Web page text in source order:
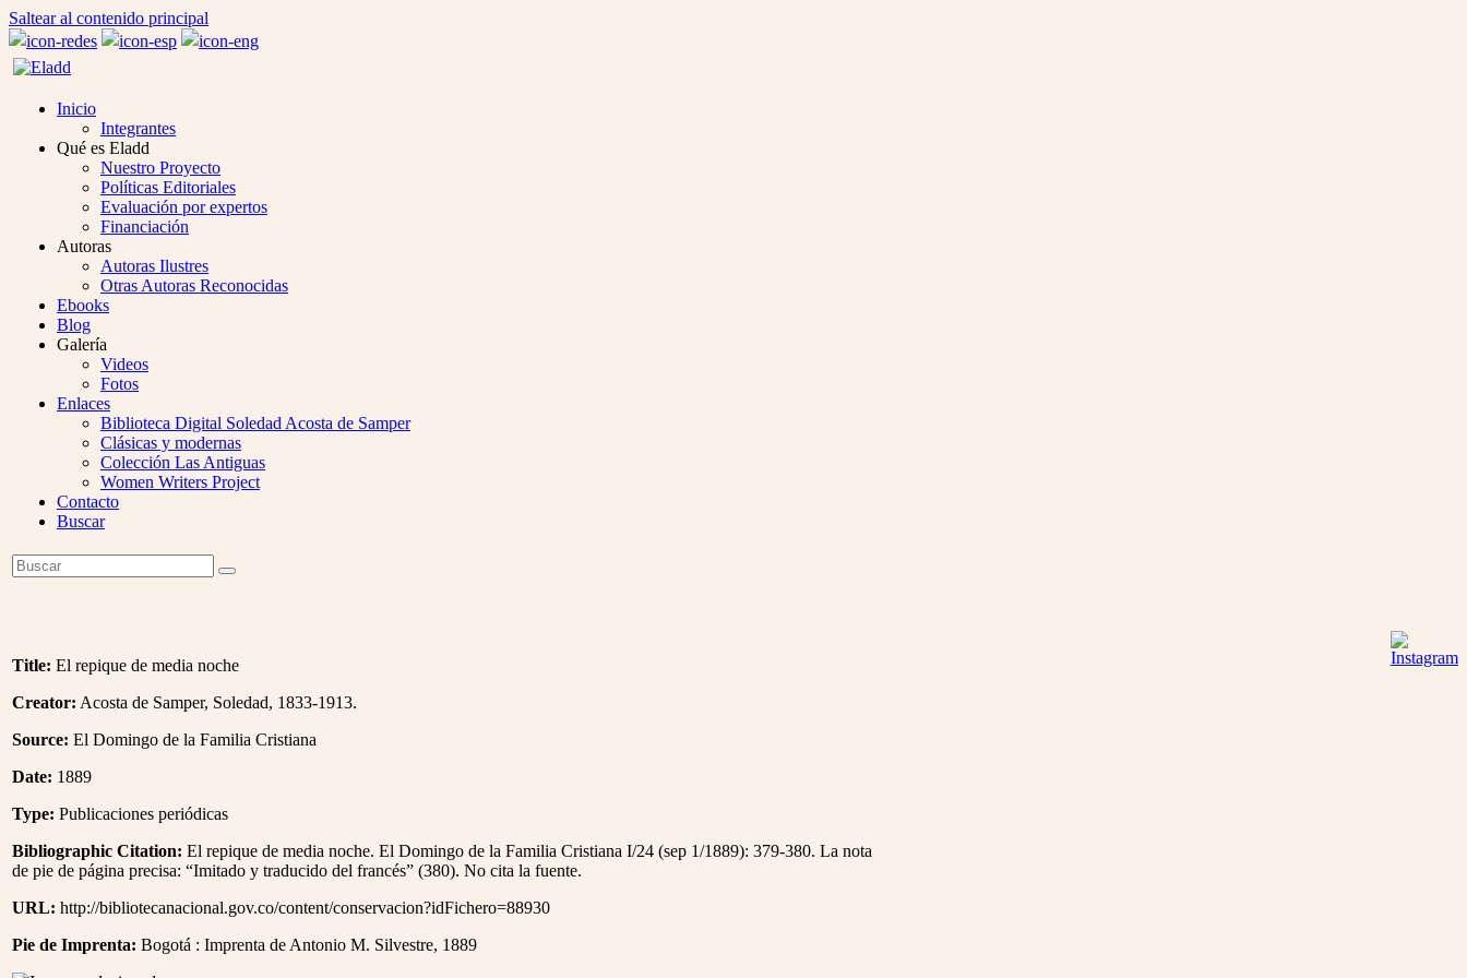
Saltear al contenido principal
Inicio
Integrantes
Qué es Eladd
Nuestro Proyecto
Políticas Editoriales
Evaluación por expertos
Financiación
Autoras
Autoras Ilustres
Otras Autoras Reconocidas
Ebooks
Blog
Galería
Videos
Fotos
Enlaces
Biblioteca Digital Soledad Acosta de Samper
Clásicas y modernas
Colección Las Antiguas
Women Writers Project
Contacto
Buscar
Open
Mobile
Buscar
Enviar
Title: El repique de media noche
Creator: Acosta de Samper, Soledad, 1833-1913.
Source: El Domingo de la Familia Cristiana
Date: 1889
Type: Publicaciones periódicas
Bibliographic Citation: El repique de media noche. El Domingo de la Familia Cristiana I/24 (sep 1/1889): 379-380. La nota
de pie de página precisa: “Imitado y traducido del francés” (380). No cita la fuente.
URL: http://bibliotecanacional.gov.co/content/conservacion?idFichero=88930
Pie de Imprenta: Bogotá : Imprenta de Antonio M. Silvestre, 1889